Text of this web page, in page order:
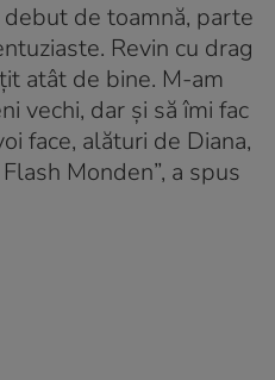
de toamnă, parte
Revin cu drag
atât de bine. M-am
vechi, dar și să îmi fac
face, alături de Diana,
Monden”, a spus